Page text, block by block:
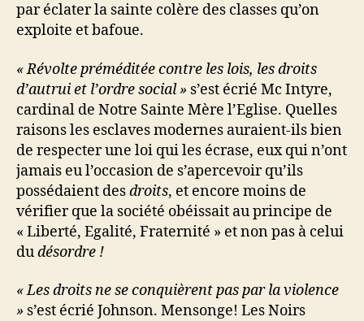
par éclater la sainte colère des classes qu’on
exploite et bafoue.
« Révolte préméditée contre les lois, les droits
d’autrui et l’ordre social » s’est écrié Mc Intyre,
cardinal de Notre Sainte Mère l’Eglise. Quelles
raisons les esclaves modernes auraient-ils bien
de respecter une loi qui les écrase, eux qui n’ont
jamais eu l’occasion de s’apercevoir qu’ils
possédaient desdroits, et encore moins de
vérifier que la société obéissait au principe de
« Liberté, Egalité, Fraternité » et non pas à celui
dudésordre !
« Les droits ne se conquièrent pas par la violence
» s’est écrié Johnson. Mensonge! Les Noirs